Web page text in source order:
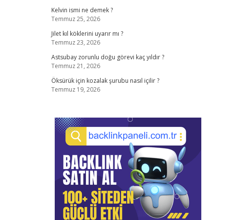
Kelvin ismi ne demek ?
Temmuz 25, 2026
Jilet kıl köklerini uyarır mı ?
Temmuz 23, 2026
Astsubay zorunlu doğu görevi kaç yıldır ?
Temmuz 21, 2026
Öksürük için kozalak şurubu nasıl içilir ?
Temmuz 19, 2026